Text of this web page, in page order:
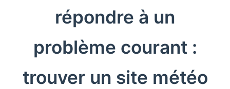
répondre à un
problème courant :
trouver un site météo